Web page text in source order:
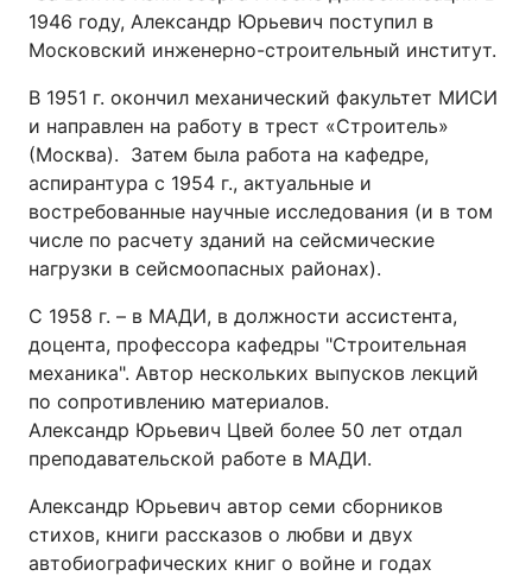
1946 году, Александр Юрьевич поступил в
Московский инженерно-строительный институт.
В 1951 г. окончил механический факультет МИСИ
и направлен на работу в трест «Строитель»
(Москва). Затем была работа на кафедре,
аспирантура с 1954 г., актуальные и
востребованные научные исследования (и в том
числе по расчету зданий на сейсмические
нагрузки в сейсмоопасных районах).
С 1958 г. – в МАДИ, в должности ассистента,
доцента, профессора кафедры "Строительная
механика". Автор нескольких выпусков лекций
по сопротивлению материалов.
Александр Юрьевич Цвей более 50 лет отдал
преподавательской работе в МАДИ.
Александр Юрьевич автор семи сборников
стихов, книги рассказов о любви и двух
автобиографических книг о войне и годах